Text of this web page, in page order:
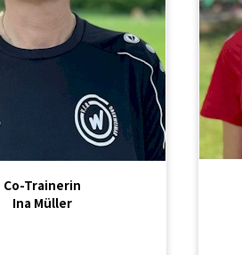
Co-Trainerin
Ina Müller